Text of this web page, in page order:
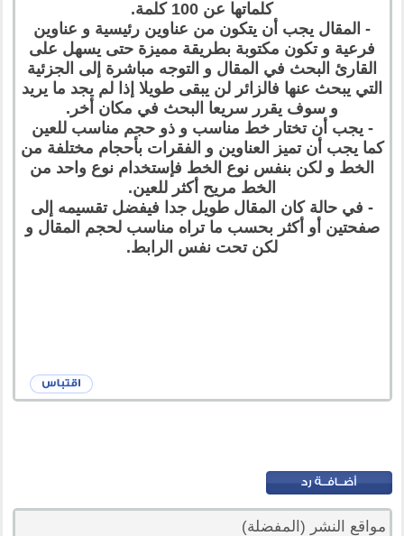
كلماتها عن 100 كلمة.
- المقال يجب أن يتكون من عناوين رئيسية و عناوين
فرعية و تكون مكتوبة بطريقة مميزة حتى يسهل على
القارئ البحث في المقال و التوجه مباشرة إلى الجزئية
التي يبحث عنها فالزائر لن يبقى طويلا إذا لم يجد ما يريد
و سوف يقرر سريعا البحث في مكان أخر.
- يجب أن تختار خط مناسب و ذو حجم مناسب للعين
كما يجب أن تميز العناوين و الفقرات بأحجام مختلفة من
الخط و لكن بنفس نوع الخط فإستخدام نوع واحد من
الخط مريح أكثر للعين.
- في حالة كان المقال طويل جدا فيفضل تقسيمه إلى
صفحتين أو أكثر بحسب ما تراه مناسب لحجم المقال و
لكن تحت نفس الرابط.
مواقع النشر (المفضلة)